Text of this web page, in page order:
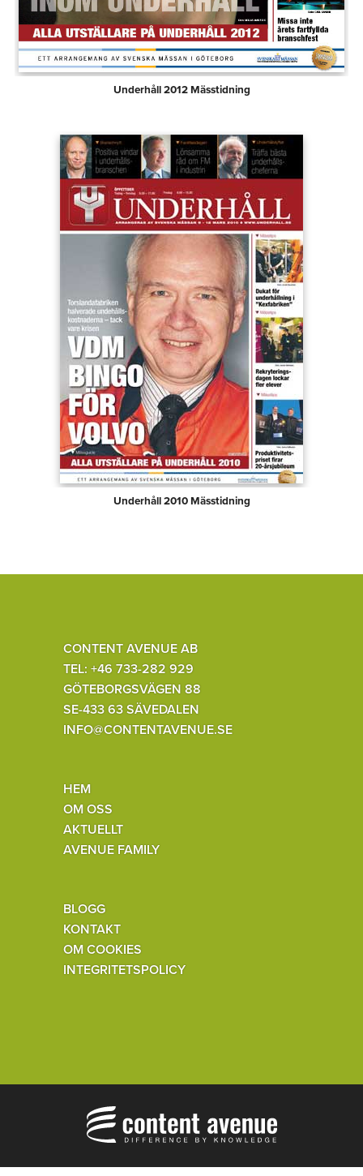
Underhåll 2012 Mässtidning
Underhåll 2010 Mässtidning
CONTENT AVENUE AB
TEL: +46 733-282 929
GÖTEBORGSVÄGEN 88
SE-433 63 SÄVEDALEN
INFO@CONTENTAVENUE.SE
HEM
OM OSS
AKTUELLT
AVENUE FAMILY
BLOGG
KONTAKT
OM COOKIES
INTEGRITETSPOLICY